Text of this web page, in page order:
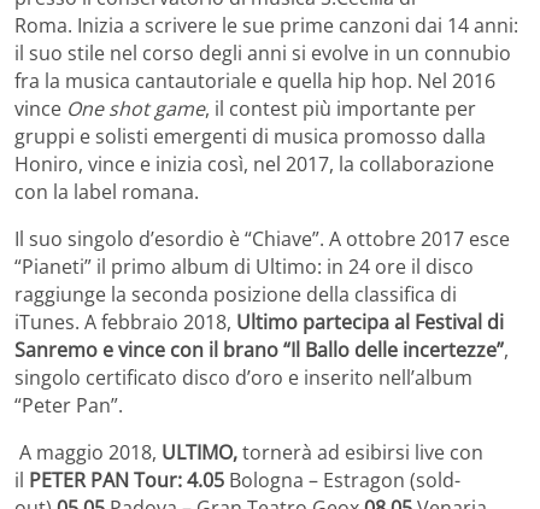
Roma. Inizia a scrivere le sue prime canzoni dai 14 anni:
il suo stile nel corso degli anni si evolve in un connubio
fra la musica cantautoriale e quella hip hop. Nel 2016
vince One shot game, il contest più importante per
gruppi e solisti emergenti di musica promosso dalla
Honiro, vince e inizia così, nel 2017, la collaborazione
con la label romana.
Il suo singolo d’esordio è “Chiave”. A ottobre 2017 esce
“Pianeti” il primo album di Ultimo: in 24 ore il disco
raggiunge la seconda posizione della classifica di
iTunes. A febbraio 2018, Ultimo partecipa al Festival di
Sanremo e vince con il brano “Il Ballo delle incertezze”,
singolo certificato disco d’oro e inserito nell’album
“Peter Pan”.
A maggio 2018, ULTIMO,tornerà ad esibirsi live con
il PETER PAN Tour: 4.05 Bologna – Estragon (sold-